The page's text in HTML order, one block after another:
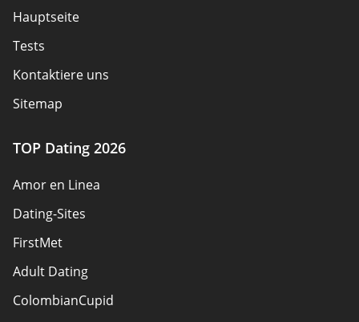
Hauptseite
Tests
Kontaktiere uns
Sitemap
TOP Dating 2026
Amor en Linea
Dating-Sites
FirstMet
Adult Dating
ColombianCupid